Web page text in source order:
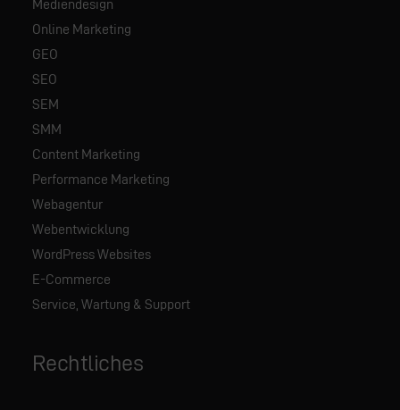
Mediendesign
Online Marketing
GEO
SEO
SEM
SMM
Content Marketing
Performance Marketing
Webagentur
Webentwicklung
WordPress Websites
E-Commerce
Service, Wartung & Support
Rechtliches